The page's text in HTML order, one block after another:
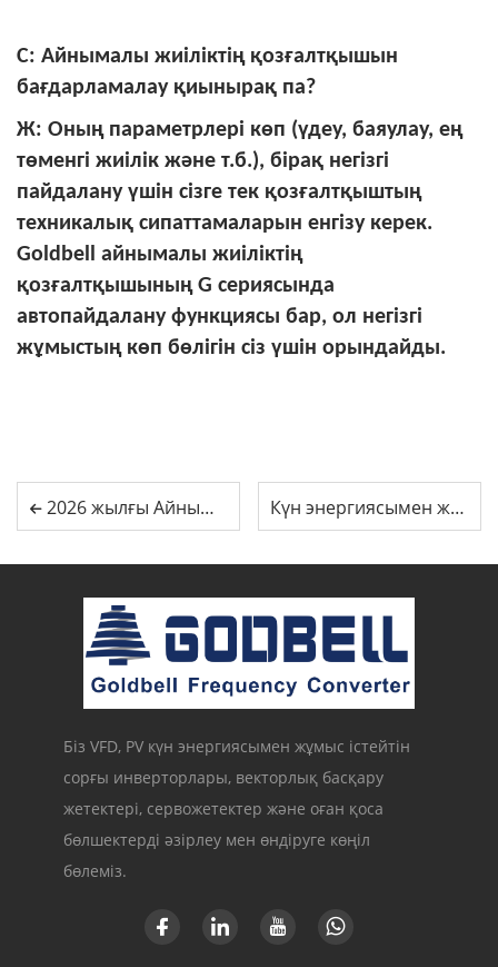
С: Айнымалы жиіліктің қозғалтқышын
бағдарламалау қиынырақ па?
Ж: Оның параметрлері көп (үдеу, баяулау, ең
төменгі жиілік және т.б.), бірақ негізгі
пайдалану үшін сізге тек қозғалтқыштың
техникалық сипаттамаларын енгізу керек.
Goldbell айнымалы жиіліктің
қозғалтқышының G сериясында
автопайдалану функциясы бар, ол негізгі
жұмыстың көп бөлігін сіз үшін орындайды.
2026 жылғы Айнымалы Жиілікті Драйверлер (АЖД) саласы бойынша есеп: Неге Goldbell G580M Siemens/ABB альтернативасы ретінде алдыңғы орында тұр және ең тиімді құндылықты ұсынатын өндірістік шешім? Күн энергиясымен жұмыс істейтін су сорғысы үшін ЖИЖ қалай таңдау керек?
Біз VFD, PV күн энергиясымен жұмыс істейтін
сорғы инверторлары, векторлық басқару
жетектері, сервожетектер және оған қоса
бөлшектерді әзірлеу мен өндіруге көңіл
бөлеміз.